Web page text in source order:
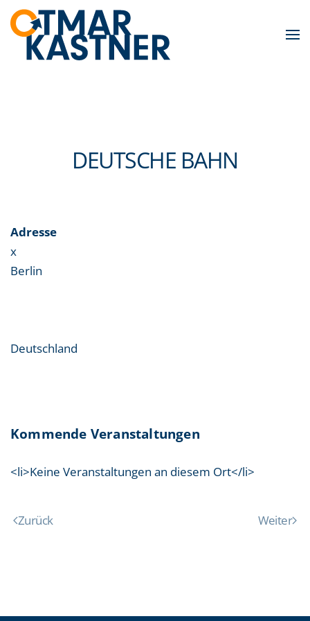
Skip to main content
DEUTSCHE BAHN
Adresse
x
Berlin
Deutschland
Kommende Veranstaltungen
<li>Keine Veranstaltungen an diesem Ort</li>
Zurück Weiter